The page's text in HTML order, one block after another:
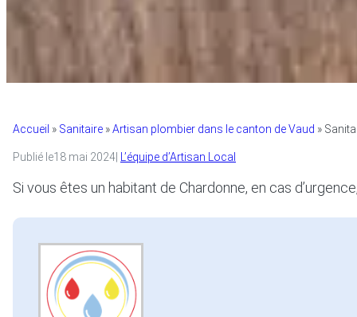
Accueil » Sanitaire »Artisan plombier dans le canton de Vaud »
Publié le18 mai 2024 L’équipe d’Artisan Local
Si vous êtes un habitant de Chardonne, en cas